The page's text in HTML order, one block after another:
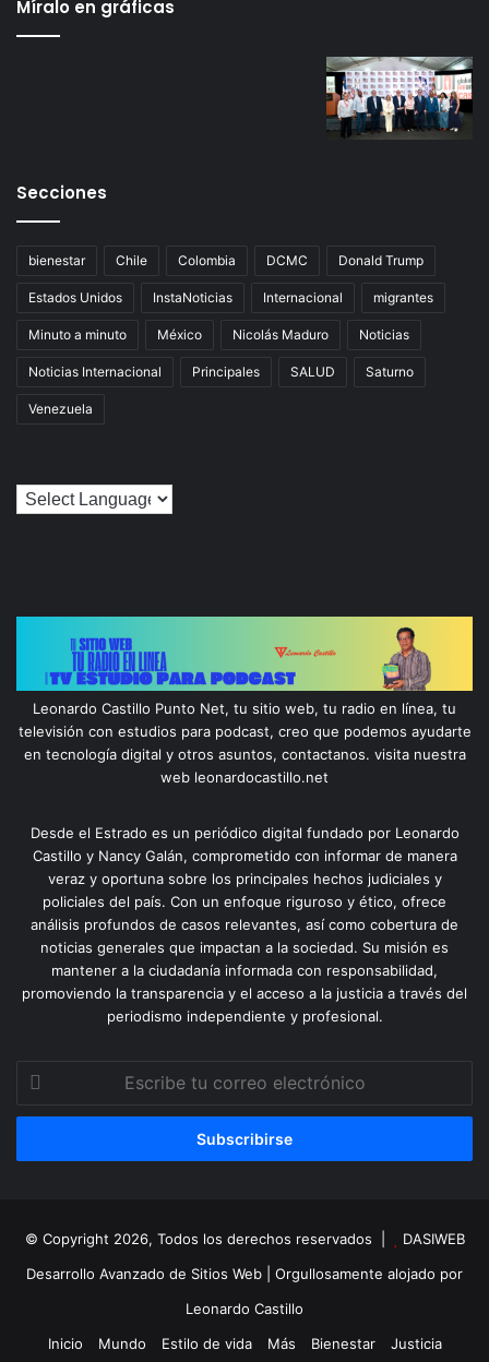
Míralo en gráficas
Secciones
bienestar Chile Colombia DCMC Donald Trump
Estados Unidos InstaNoticias Internacional migrantes
Minuto a minuto México Nicolás Maduro Noticias
Noticias Internacional Principales SALUD Saturno
Venezuela
Leonardo Castillo Punto Net, tu sitio web, tu radio en línea, tu
televisión con estudios para podcast, creo que podemos ayudarte
en tecnología digital y otros asuntos, contactanos. visita nuestra
web leonardocastillo.net
Desde el Estrado es un periódico digital fundado por Leonardo
Castillo y Nancy Galán, comprometido con informar de manera
veraz y oportuna sobre los principales hechos judiciales y
policiales del país. Con un enfoque riguroso y ético, ofrece
análisis profundos de casos relevantes, así como cobertura de
noticias generales que impactan a la sociedad. Su misión es
mantener a la ciudadanía informada con responsabilidad,
promoviendo la transparencia y el acceso a la justicia a través del
periodismo independiente y profesional.
Escribe
correo
© Copyright 2026, Todos los derechos reservados |
DASIWEB
Desarrollo Avanzado de Sitios Web | Orgullosamente alojado por
Leonardo Castillo
Inicio
Mundo Estilo de vida Más Bienestar Justicia